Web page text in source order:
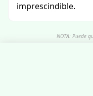
imprescindible.
NOTA: Puede